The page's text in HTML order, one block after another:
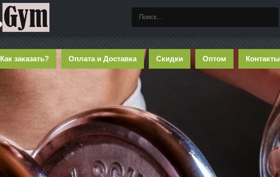
Как заказать? Оплата и Доставка Скидки Оптом Контакты